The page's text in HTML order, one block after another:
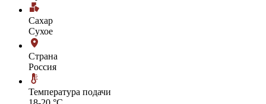
Сахар
Сухое
Страна
Россия
Температура подачи